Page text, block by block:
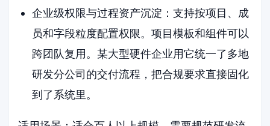
企业级权限与过程资产沉淀：支持按项目、成
员和字段粒度配置权限。项目模板和组件可以
跨团队复用。某大型硬件企业用它统一了多地
研发分公司的交付流程，把合规要求直接固化
到了系统里。